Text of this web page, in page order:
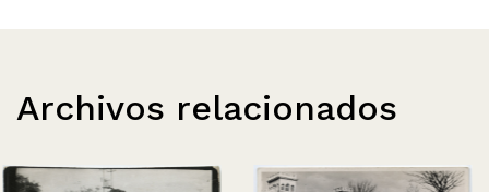
Archivos relacionados